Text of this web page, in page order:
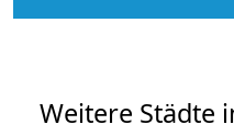
Weitere Städte